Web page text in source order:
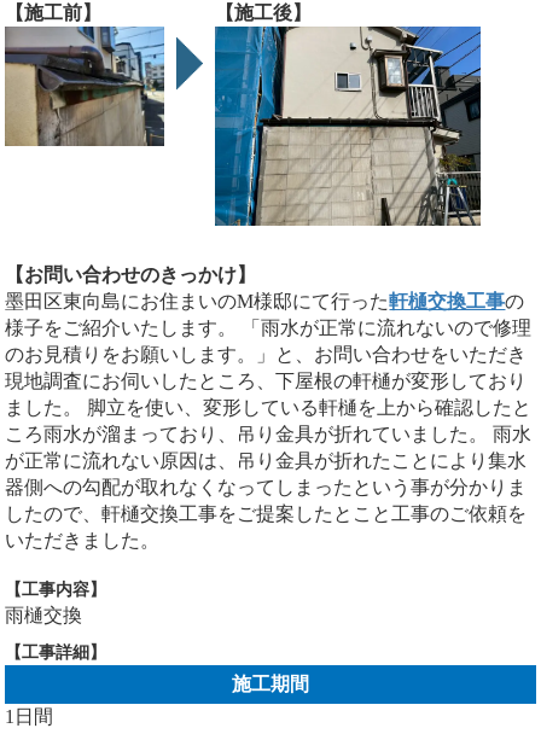
【施工前】 【施工後】
【お問い合わせのきっかけ】
墨田区東向島にお住まいのM様邸にて行った軒樋交換工事の
様子をご紹介いたします。 「雨水が正常に流れないので修理
のお見積りをお願いします。」と、お問い合わせをいただき
現地調査にお伺いしたところ、下屋根の軒樋が変形しており
ました。 脚立を使い、変形している軒樋を上から確認したと
ころ雨水が溜まっており、吊り金具が折れていました。 雨水
が正常に流れない原因は、吊り金具が折れたことにより集水
器側への勾配が取れなくなってしまったという事が分かりま
したので、軒樋交換工事をご提案したとこと工事のご依頼を
いただきました。
【工事内容】
雨樋交換
【工事詳細】
施工期間
1日間